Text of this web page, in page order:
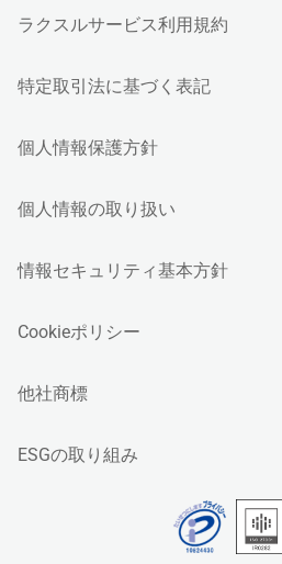
ラクスルサービス利用規約
特定取引法に基づく表記
個人情報保護方針
個人情報の取り扱い
情報セキュリティ基本方針
Cookieポリシー
他社商標
ESGの取り組み